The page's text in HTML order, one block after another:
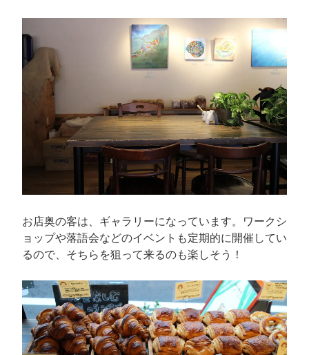
お店奥の客は、ギャラリーになっています。ワークシ
ョップや落語会などのイベントも定期的に開催してい
るので、そちらを狙って来るのも楽しそう！